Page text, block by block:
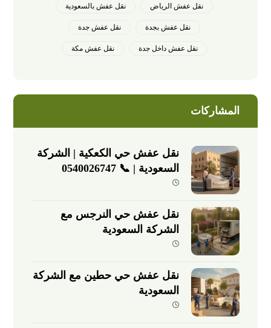
نقل عفش الرياض نقل عفش بالسعودية
نقل عفش بجدة نقل عفش جدة
نقل عفش داخل جدة نقل عفش مكة
المشاركات
نقل عفش حي الكعكية | الشركة
السعودية | 📞 0540026747
نقل عفش حي النرجس مع
الشركة السعودية
نقل عفش حي حطين مع الشركة
السعودية